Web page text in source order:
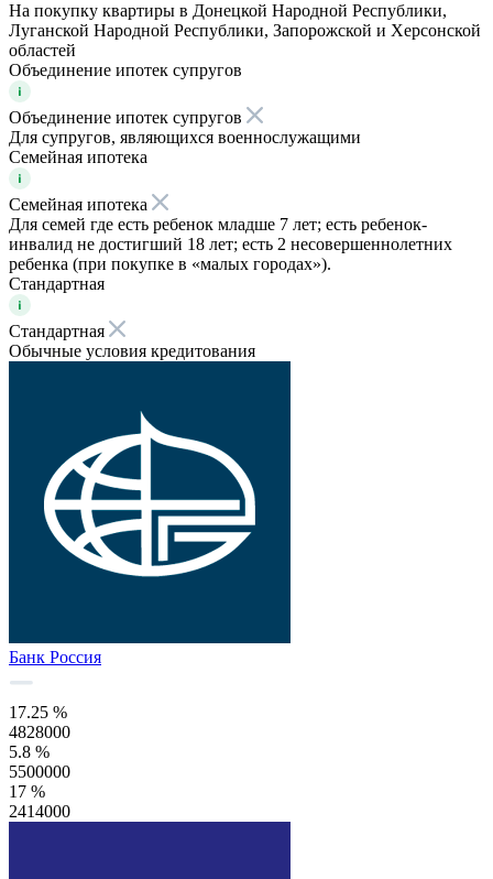
На покупку квартиры в Донецкой Народной Республики,
Луганской Народной Республики, Запорожской и Херсонской
областей
Объединение ипотек супругов
Объединение ипотек супругов
Для супругов, являющихся военнослужащими
Семейная ипотека
Семейная ипотека
Для семей где есть ребенок младше 7 лет; есть ребенок-
инвалид не достигший 18 лет; есть 2 несовершеннолетних
ребенка (при покупке в «малых городах»).
Стандартная
Стандартная
Обычные условия кредитования
Банк Россия
17.25 %
4828000
5.8 %
5500000
17 %
2414000